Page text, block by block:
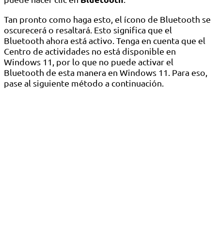
Tan pronto como haga esto, el ícono de Bluetooth se
oscurecerá o resaltará. Esto significa que el
Bluetooth ahora está activo. Tenga en cuenta que el
Centro de actividades no está disponible en
Windows 11, por lo que no puede activar el
Bluetooth de esta manera en Windows 11. Para eso,
pase al siguiente método a continuación.